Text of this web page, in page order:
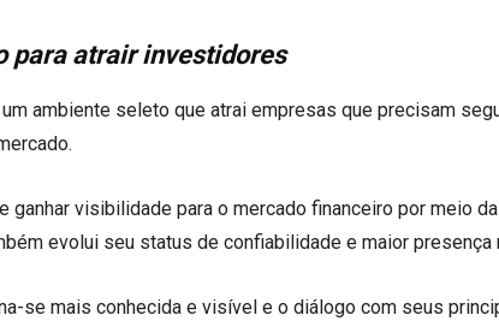
para atrair investidores
ambiente seleto que atrai empresas que precisam
ganhar visibilidade para o mercado financeiro por meio
evolui seu status de confiabilidade e maior presença
se mais conhecida e visível e o diálogo com seus